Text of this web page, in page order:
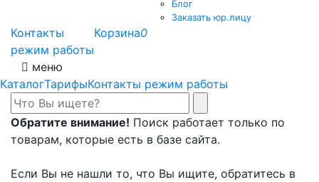
Блог
Заказать юр.лицу
Контакты
режим работы
Корзина0
меню
КаталогТарифыКонтакты режим работы
Обратите внимание! Поиск работает только по
товарам, которые есть в базе сайта.
Если Вы не нашли то, что Вы ищите, обратитесь в